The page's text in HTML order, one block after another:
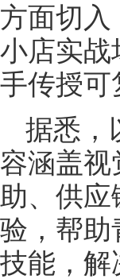
方面切
小店实战
手传授可
据悉，
容涵盖
助、供应
验，帮助
技能，解